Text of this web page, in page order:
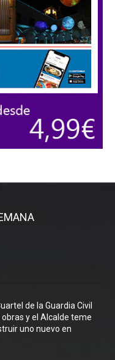
de la Guardia Civil
y el Alcalde teme
uno nuevo en